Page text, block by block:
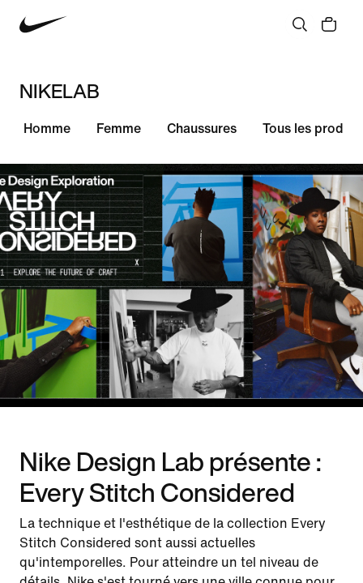
NIKELAB
Homme Femme Chaussures Tous les
Nike Design Lab présente :
Every Stitch Considered
La technique et l'esthétique de la collection Every
Stitch Considered sont aussi actuelles
qu'intemporelles. Pour atteindre un tel niveau de